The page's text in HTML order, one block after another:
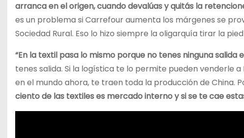
arranca en el origen, cuando devalúas y quitás la
es un problema si Carrefour aumenta los márgenes se
Sociedad Rural. Eso lo hizo siempre la oligarquía tirar la
“En la textil pasa lo mismo porque no tenes ninguna
tenes salida. Si la logística te lo permite pueden venderle
en el mundo ahora, te traen toda la producción de China.
ciento de las textiles es mercado interno y si se te cae